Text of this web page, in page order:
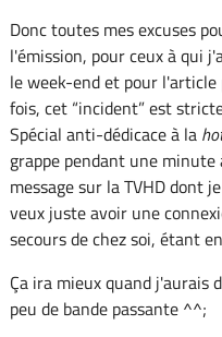
Donc toutes mes excuses
l'émission, pour ceux à qui
le week-end et pour
fois, cet “incident” est
Spécial anti-dédicace à la
grappe pendant une
message sur la TVHD dont
veux juste avoir une
secours de chez soi, étant
Ça ira mieux quand j'aurais
peu de bande passante ^^;